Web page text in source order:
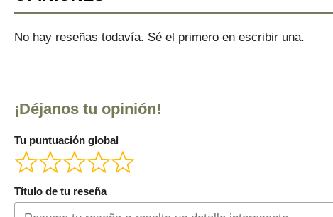
No hay reseñas todavía. Sé el primero en escribir una.
¡Déjanos tu opinión!
Tu puntuación global
Título de tu reseña